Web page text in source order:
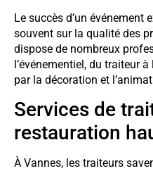
Le succès d’un événement
souvent sur la qualité des
dispose de nombreux
l’événementiel, du traiteur
par la décoration et
Services de
restauration
À Vannes, les traiteurs